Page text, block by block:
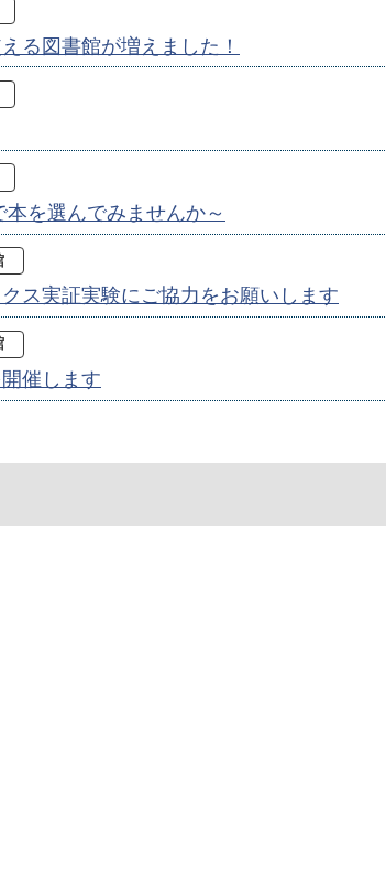
る図書館が増えました！
を選んでみませんか～
ス実証実験にご協力をお願いします
催します